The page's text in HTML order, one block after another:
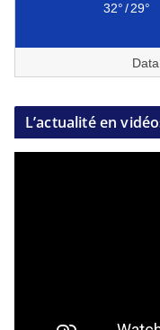
32°/29°
L’actualité en